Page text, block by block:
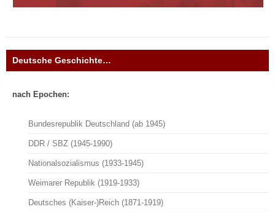
Deutsche Geschichte…
nach Epochen:
Bundesrepublik Deutschland (ab 1945)
DDR / SBZ (1945-1990)
Nationalsozialismus (1933-1945)
Weimarer Republik (1919-1933)
Deutsches (Kaiser-)Reich (1871-1919)